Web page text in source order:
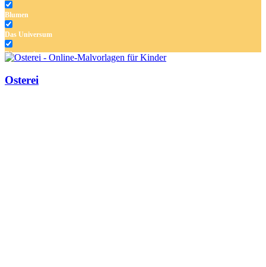
Blumen
Das Universum
Dinosaurier
Osterei